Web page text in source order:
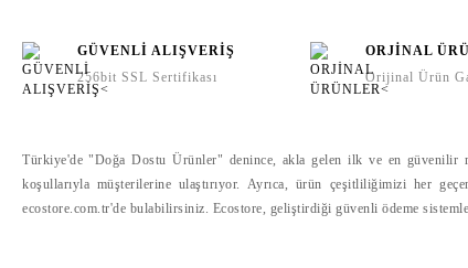
GÜVENLİ ALIŞVERİŞ
256bit SSL Sertifikası
ORJİNAL
Orijinal Ürün
Türkiye'de "Doğa Dostu Ürünler" denince, akla gelen ilk ve en güvenilir
koşullarıyla müşterilerine ulaştırıyor. Ayrıca, ürün çeşitliliğimizi her
ecostore.com.tr'de bulabilirsiniz. Ecostore, geliştirdiği güvenli ödeme